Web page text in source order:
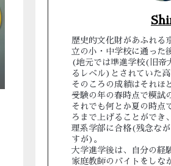
歴史的文化財があふれる
立の小・中学校に通った
(地元では準進学校(旧帝
るレベル)とされていた高
そのころの成績はそれほ
受験の年の春時点で模試
それでも何とか夏の時点
ろまで上げることができ
理系学部に合格(残念な
すが)。
大学進学後は、自分の経
家庭教師のバイトをしな